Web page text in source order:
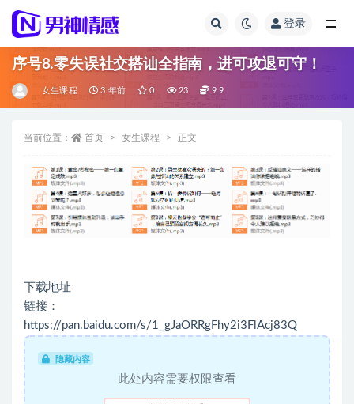
登录
序号8.零失误社交搭讪全指南，进可攻退可守！
女生课程 3 年前 0 23 9.9
当前位置： 首页 女生课程 正文
下载地址
链接：
https://pan.baidu.com/s/1_gJaORRgFhy2i3FlAcj83Q
隐藏内容
此处内容需要权限查看